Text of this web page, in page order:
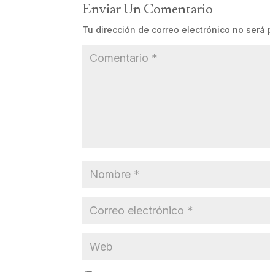
Enviar Un Comentario
Tu dirección de correo electrónico no será